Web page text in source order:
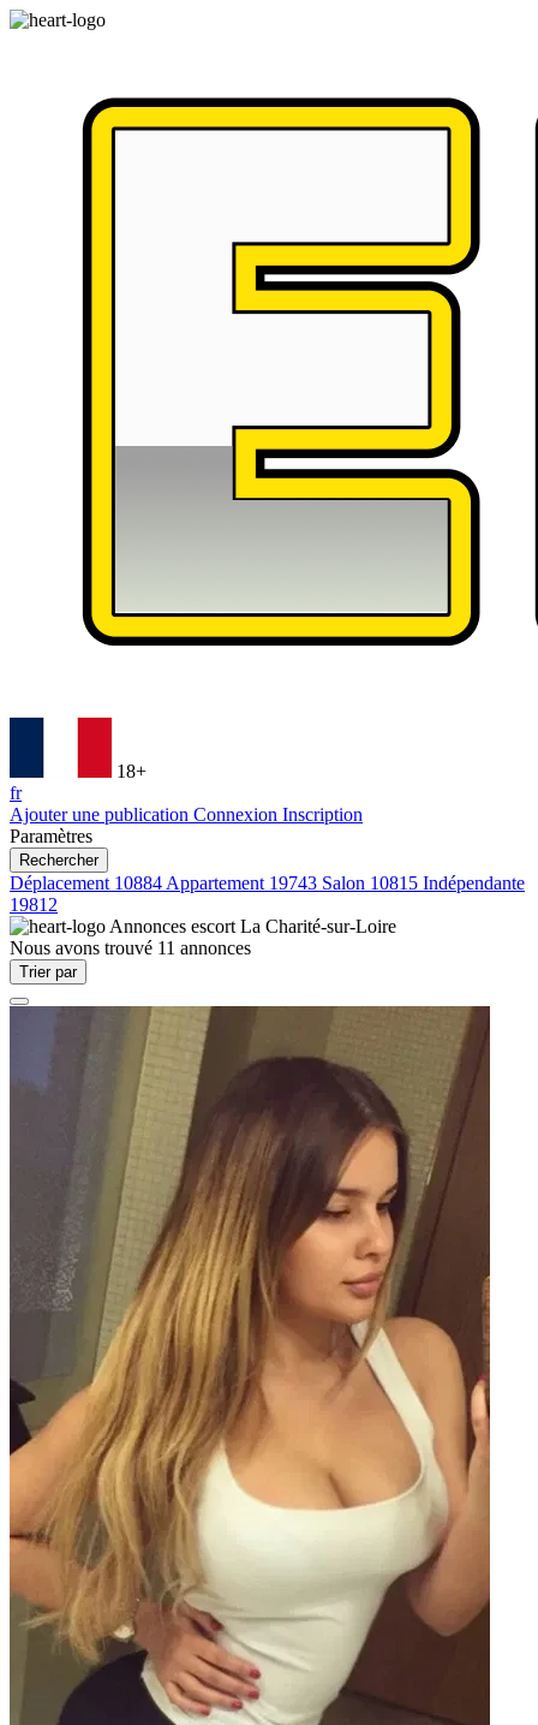
18+
fr
Ajouter une publication Connexion Inscription
Paramètres
Rechercher
Déplacement 10884 Appartement 19743 Salon 10815 Indépendante
19812
Annonces escort La Charité-sur-Loire
Nous avons trouvé 11 annonces
Trier par